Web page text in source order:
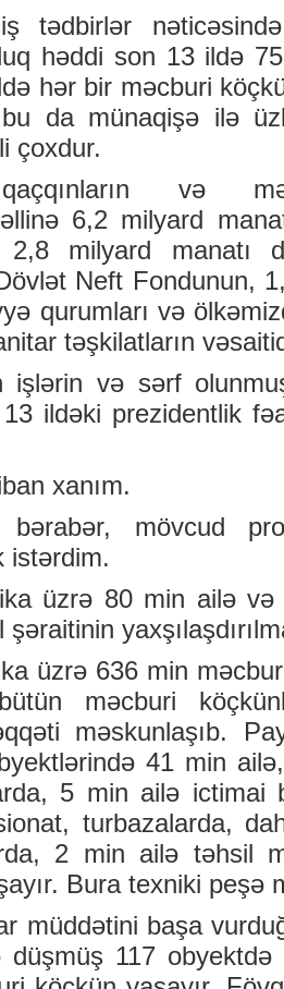
tədbirlər
həddi son 13 ildə
hər bir məcburi
da münaqişə ilə
çoxdur.
və
6,2 milyard
2,8 milyard manatı
Neft Fondunun,
qurumları və
təşkilatların
işlərin və sərf
ildəki prezidentlik
xanım.
bərabər, mövcud
istərdim.
üzrə 80 min ailə
üzrə 636 min
məcburi
məskunlaşıb.
41 min
5 min ailə ictimai
turbazalarda,
2 min ailə təhsil
Bura texniki peşə
müddətini başa
düşmüş 117